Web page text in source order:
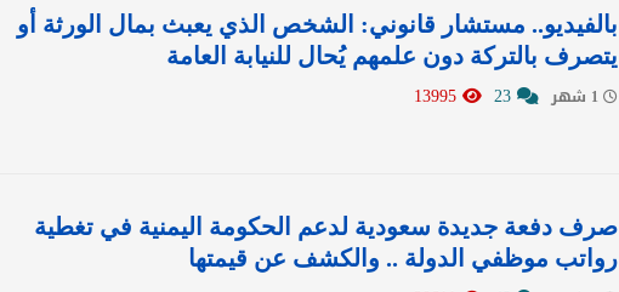
بالفيديو.. مستشار قانوني: الشخص الذي يعبث بمال الورثة أو
يتصرف بالتركة دون علمهم يُحال للنيابة العامة
صرف دفعة جديدة سعودية لدعم الحكومة اليمنية في تغطية
رواتب موظفي الدولة .. والكشف عن قيمتها